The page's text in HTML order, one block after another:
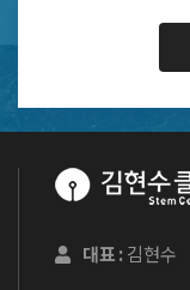
대표 :김현수